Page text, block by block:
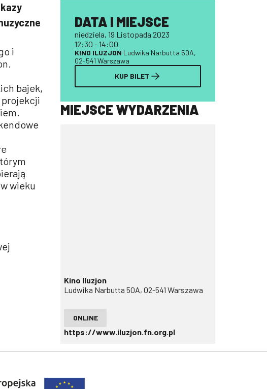
i
bajek,
projekcji
wieku
DATA I MIEJSCE
niedziela, 19 Listopada 2023
12:30 - 14:00
KINO ILUZJON Ludwika Narbutta 50A,
02-541 Warszawa
KUP BILET
MIEJSCE WYDARZENIA
Kino Iluzjon
Ludwika Narbutta 50A, 02-541 Warszawa
ONLINE
https://www.iluzjon.fn.org.pl